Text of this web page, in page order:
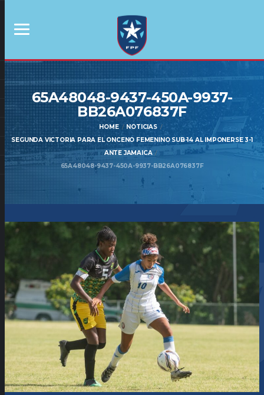
65A48048-9437-450A-9937-
BB26A076837F
HOME
NOTICIAS
SEGUNDA VICTORIA PARA EL ONCENO FEMENINO SUB-14 AL IMPONERSE 3-1
ANTE JAMAICA
65A48048-9437-450A-9937-BB26A076837F